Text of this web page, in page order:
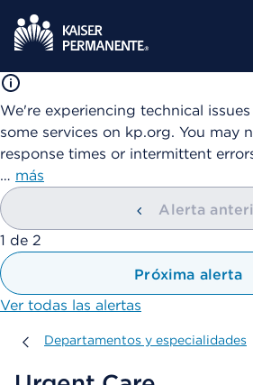
We're experiencing technical
some services on kp.org. You may
response times or intermittent
… más
Alerta
mostrando
1 de 2
Próxima alerta
Ver todas las alertas
Departamentos y especialidades
Departamentos y especialidades